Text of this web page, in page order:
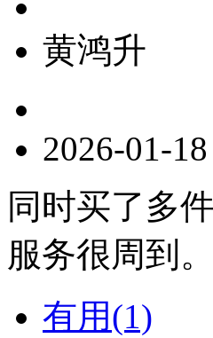
黄鸿升
2026-01-
同时买了多
服务很周到。
有用(1)